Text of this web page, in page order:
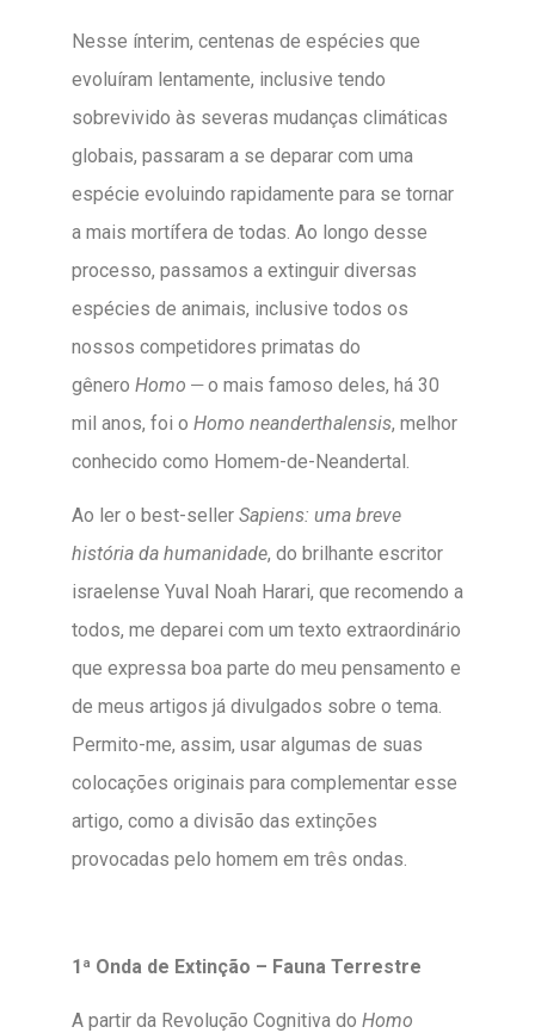
Nesse ínterim, centenas de espécies que
evoluíram lentamente, inclusive tendo
sobrevivido às severas mudanças climáticas
globais, passaram a se deparar com uma
espécie evoluindo rapidamente para se tornar
a mais mortífera de todas. Ao longo desse
processo, passamos a extinguir diversas
espécies de animais, inclusive todos os
nossos competidores primatas do
gênero Homo
o mais famoso deles, há 30
mil anos, foi o Homo neanderthalensis, melhor
conhecido como Homem-de-Neandertal.
Ao ler o best-seller Sapiens: uma breve
história da humanidade, do brilhante escritor
israelense Yuval Noah Harari, que recomendo a
todos, me deparei com um texto extraordinário
que expressa boa parte do meu pensamento e
de meus artigos já divulgados sobre o tema.
Permito-me, assim, usar algumas de suas
colocações originais para complementar esse
artigo, como a divisão das extinções
provocadas pelo homem em três ondas.
1ª Onda de Extinção – Fauna Terrestre
A partir da Revolução Cognitiva do Homo